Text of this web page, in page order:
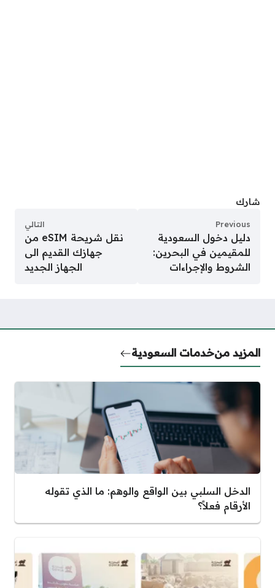
شارك
Previous
دليل دخول السعودية
للمقيمين في البحرين:
الشروط والإجراءات
التالي
نقل شريحة eSIM من
جهازك القديم الى
الجهاز الجديد
المزيد منخدمات السعودية
الدخل السلبي بين الواقع والوهم: ما الذي تقوله
الأرقام فعلاً؟